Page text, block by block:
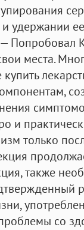
удержании
места.
и
только
также
со